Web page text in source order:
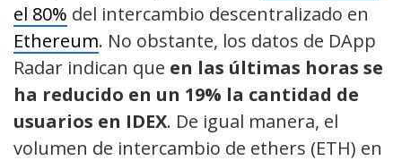
el 80% del intercambio descentralizado en
Ethereum. No obstante, los datos de DApp
Radar indican que en las últimas horas se
ha reducido en un 19% la cantidad de
usuarios en IDEX. De igual manera, el
volumen de intercambio de ethers (ETH) en